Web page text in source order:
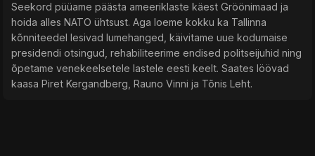
Seekord püüame päästa ameeriklaste käest Gröönimaad ja
hoida alles NATO ühtsust. Aga loeme kokku ka Tallinna
kõnniteedel lesivad lumehanged, käivitame uue kodumaise
presidendi otsingud, rehabiliteerime endised politseijuhid ning
õpetame venekeelsetele lastele eesti keelt. Saates löövad
kaasa Piret Kergandberg, Rauno Vinni ja Tõnis Leht.